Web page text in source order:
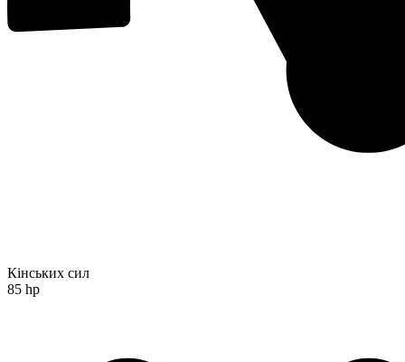
Кінських сил
85 hp